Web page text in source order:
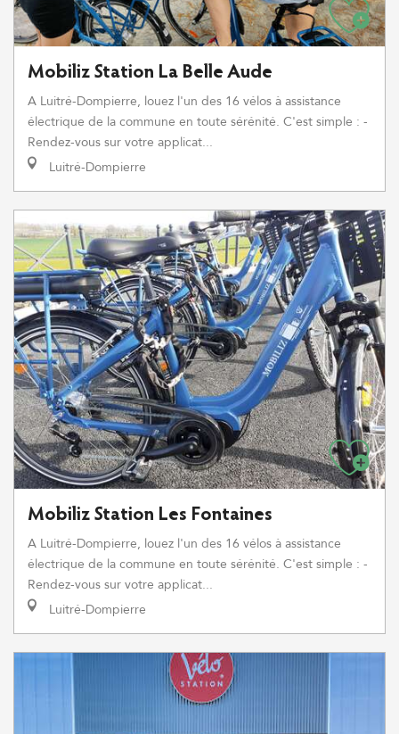
Mobiliz Station La Belle Aude
A Luitré-Dompierre, louez l'un des 16 vélos à assistance
électrique de la commune en toute sérénité. C'est simple : -
Rendez-vous sur votre applicat...
Luitré-Dompierre
Mobiliz Station Les Fontaines
A Luitré-Dompierre, louez l'un des 16 vélos à assistance
électrique de la commune en toute sérénité. C'est simple : -
Rendez-vous sur votre applicat...
Luitré-Dompierre